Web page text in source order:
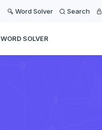
Word Solver Search
WORD SOLVER